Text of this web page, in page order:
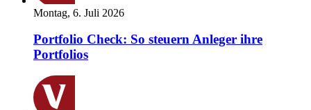
Montag, 6. Juli 2026
Portfolio Check: So steuern Anleger ihre
Portfolios